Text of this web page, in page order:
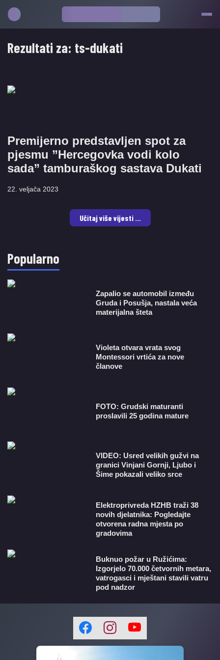
Rezultati za: ts-dukati
Premijerno predstavljen spot za
pjesmu ”Hercegovka vodi kolo
sada” tamburaškog sastava Dukati
22. veljača 2023
Učitaj više vijesti ...
Popularno
Zapalio se automobil između
Gruda i Posušja, nastala veća
materijalna šteta
Violeta otvara vrata svog
Montessori vrtića za nove
članove
FOTO: Grudski maturanti
proslavili 25 godina mature
VIDEO: Usred velikih gužvi na
granici Vinjani Gornji, Ljubo i
Šime pokazali veliko srce
​Elektroprivreda HZHB traži 38
novih djelatnika: Pogledajte
otvorena radna mjesta po
gradovima
Buknuo požar u Ružićima:
Izgorjelo 70.000 četvornih metara,
vatrogasci i mještani stavili vatru
pod nadzor